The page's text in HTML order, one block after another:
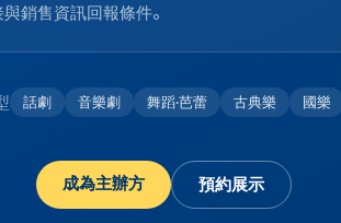
與銷售資訊回報條件。
話劇 音樂劇 舞蹈·芭蕾 古典樂 國樂
成為主辦方 預約展示